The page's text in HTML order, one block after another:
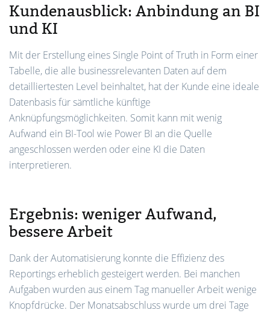
Kundenausblick: Anbindung an BI
und KI
Mit der Erstellung eines Single Point of Truth in Form einer
Tabelle, die alle businessrelevanten Daten auf dem
detailliertesten Level beinhaltet, hat der Kunde eine ideale
Datenbasis für sämtliche künftige
Anknüpfungsmöglichkeiten. Somit kann mit wenig
Aufwand ein BI-Tool wie Power BI an die Quelle
angeschlossen werden oder eine KI die Daten
interpretieren.
Ergebnis: weniger Aufwand,
bessere Arbeit
Dank der Automatisierung konnte die Effizienz des
Reportings erheblich gesteigert werden. Bei manchen
Aufgaben wurden aus einem Tag manueller Arbeit wenige
Knopfdrücke. Der Monatsabschluss wurde um drei Tage